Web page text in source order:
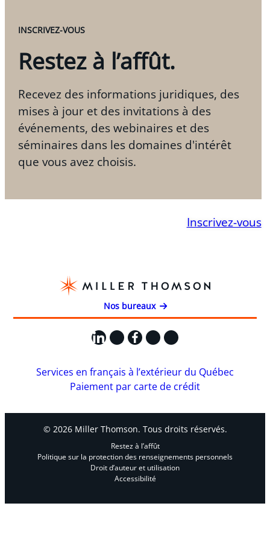
INSCRIVEZ-VOUS
Restez à l’affût.
Recevez des informations juridiques, des
mises à jour et des invitations à des
événements, des webinaires et des
séminaires dans les domaines d'intérêt
que vous avez choisis.
Inscrivez-vous
Nos bureaux
LinkedIn
X Facebook
Instagram
YouTube
Services en français à l’extérieur du Québec
Paiement par carte de crédit
© 2026 Miller Thomson. Tous droits réservés.
Restez à l’affût
Politique sur la protection des renseignements personnels
Droit d’auteur et utilisation
Accessibilité